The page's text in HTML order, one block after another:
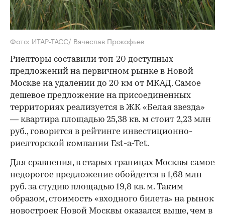
Фото: ИТАР-ТАСС/ Вячеслав Прокофьев
Риелторы составили топ-20 доступных
предложений на первичном рынке в Новой
Москве на удалении до 20 км от МКАД. Самое
дешевое предложение на присоединенных
территориях реализуется в ЖК «Белая звезда»
— квартира площадью 25,38 кв. м стоит 2,23 млн
руб., говорится в рейтинге инвестиционно-
риелторской компании Est-a-Tet.
Для сравнения, в старых границах Москвы самое
недорогое предложение обойдется в 1,68 млн
руб. за студию площадью 19,8 кв. м. Таким
образом, стоимость «входного билета» на рынок
новостроек Новой Москвы оказался выше, чем в